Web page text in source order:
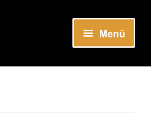
hören: Spotify
Menü